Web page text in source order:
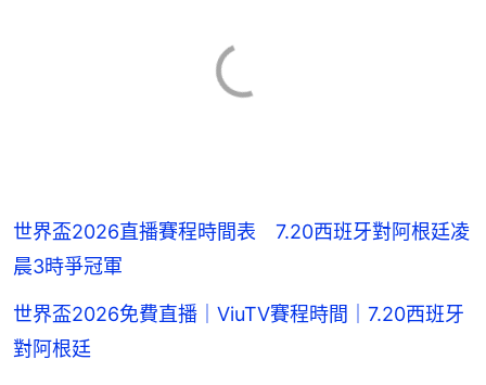
世界盃2026直播賽程時間表 7.20西班牙對阿根廷凌
晨3時爭冠軍
世界盃2026免費直播｜ViuTV賽程時間｜7.20西班牙
對阿根廷